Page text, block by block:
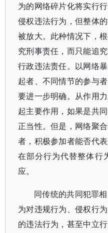
为的网络碎片化将实行
侵权违法行为，但整体
被放大。此种情况下，
究刑事责任，而只能追
行政违法责任。以网络
起者、不同情节的参与
要进一步明确。从作用
起主要作用，如果是共
正当性。但是，网络聚
者，积极参加者能否代
在部分行为代替整体行
应。
同传统的共同犯罪
为对违规行为、侵权行
的违法行为，甚至中立